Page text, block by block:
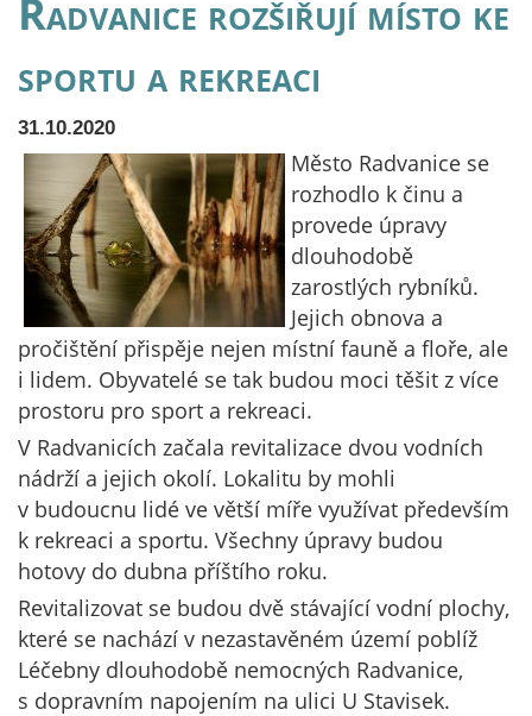
Radvanice rozšiřují místo ke
sportu a rekreaci
31.10.2020
Město Radvanice se
rozhodlo k činu a
provede úpravy
dlouhodobě
zarostlých rybníků.
Jejich obnova a
pročištění přispěje nejen místní fauně a floře, ale
i lidem. Obyvatelé se tak budou moci těšit z více
prostoru pro sport a rekreaci.
V Radvanicích začala revitalizace dvou vodních
nádrží a jejich okolí. Lokalitu by mohli
v budoucnu lidé ve větší míře využívat především
k rekreaci a sportu. Všechny úpravy budou
hotovy do dubna příštího roku.
Revitalizovat se budou dvě stávající vodní plochy,
které se nachází v nezastavěném území poblíž
Léčebny dlouhodobě nemocných Radvanice,
s dopravním napojením na ulici U Stavisek.